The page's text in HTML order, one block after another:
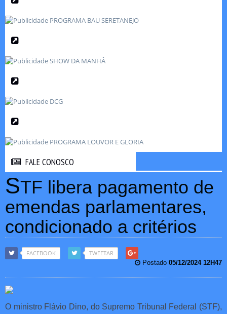
FALE CONOSCO
STF libera pagamento de
emendas parlamentares,
condicionado a critérios
FACEBOOK
TWEETAR
Postado 05/12/2024 12H47
O ministro Flávio Dino, do Supremo Tribunal Federal (STF),